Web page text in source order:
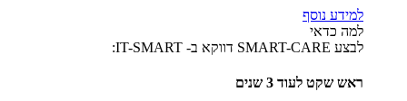
למידע נוסף
למה כדאי
לבצע SMART-CARE דווקא ב- IT-SMART:
ראש שקט לעוד 3 שנים